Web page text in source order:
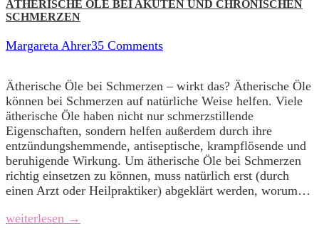
ÄTHERISCHE ÖLE BEI AKUTEN UND CHRONISCHEN
SCHMERZEN
Margareta Ahrer35 Comments
Ätherische Öle bei Schmerzen – wirkt das? Ätherische Öle
können bei Schmerzen auf natürliche Weise helfen. Viele
ätherische Öle haben nicht nur schmerzstillende
Eigenschaften, sondern helfen außerdem durch ihre
entzündungshemmende, antiseptische, krampflösende und
beruhigende Wirkung. Um ätherische Öle bei Schmerzen
richtig einsetzen zu können, muss natürlich erst (durch
einen Arzt oder Heilpraktiker) abgeklärt werden, worum…
weiterlesen →